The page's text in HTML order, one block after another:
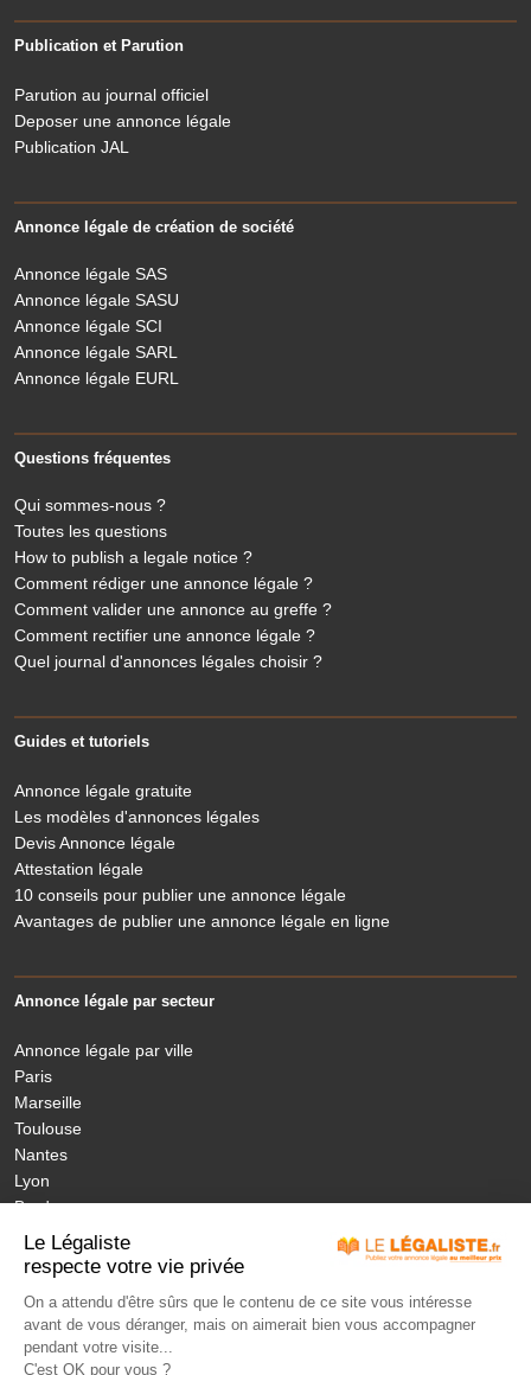
Le Légaliste
respecte votre vie privée
On a attendu d'être sûrs que le contenu de ce site vous intéresse
avant de vous déranger, mais on aimerait bien vous accompagner
pendant votre visite...
C'est OK pour vous ?
Publication et Parution
Parution au journal officiel
Deposer une annonce légale
Publication JAL
Annonce légale de création de société
Annonce légale SAS
Annonce légale SASU
Annonce légale SCI
Annonce légale SARL
Annonce légale EURL
Questions fréquentes
Qui sommes-nous ?
Toutes les questions
How to publish a legale notice ?
Comment rédiger une annonce légale ?
Comment valider une annonce au greffe ?
Comment rectifier une annonce légale ?
Quel journal d'annonces légales choisir ?
Guides et tutoriels
Annonce légale gratuite
Les modèles d'annonces légales
Devis Annonce légale
Attestation légale
10 conseils pour publier une annonce légale
Avantages de publier une annonce légale en ligne
Annonce légale par secteur
Annonce légale par ville
Paris
Marseille
Toulouse
Nantes
Lyon
Bordeaux
Nice
Annonces légales nouvelles régions
MON ANNONCE LEGALE LÉGISLATION
ANNONCES PUBLIÉES
JOURNAUX HABILITÉS